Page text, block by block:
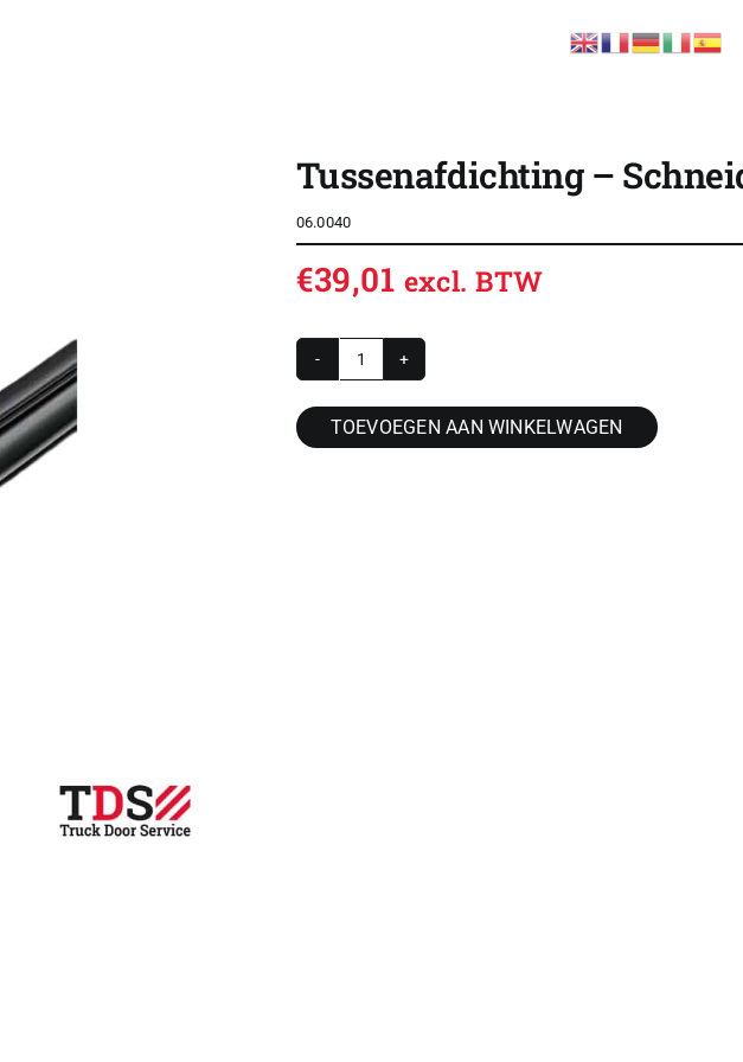
CONTACT
CONFIGURATOR
VACATURES
ACCOUNT / INLOG
WINKELWAGEN
Tussenafdichting –
06.0040
€39,01 excl. BTW
Tussenafdichting
-
Schneider
TOEVOEGEN AAN WINKELWAGEN